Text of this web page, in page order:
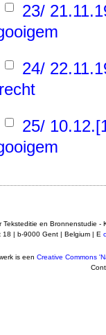
23/
24/
25/
Teksteditie en Bronnenstudie
18 | b-9000 Gent | Belgium | E
is een Creative Commons